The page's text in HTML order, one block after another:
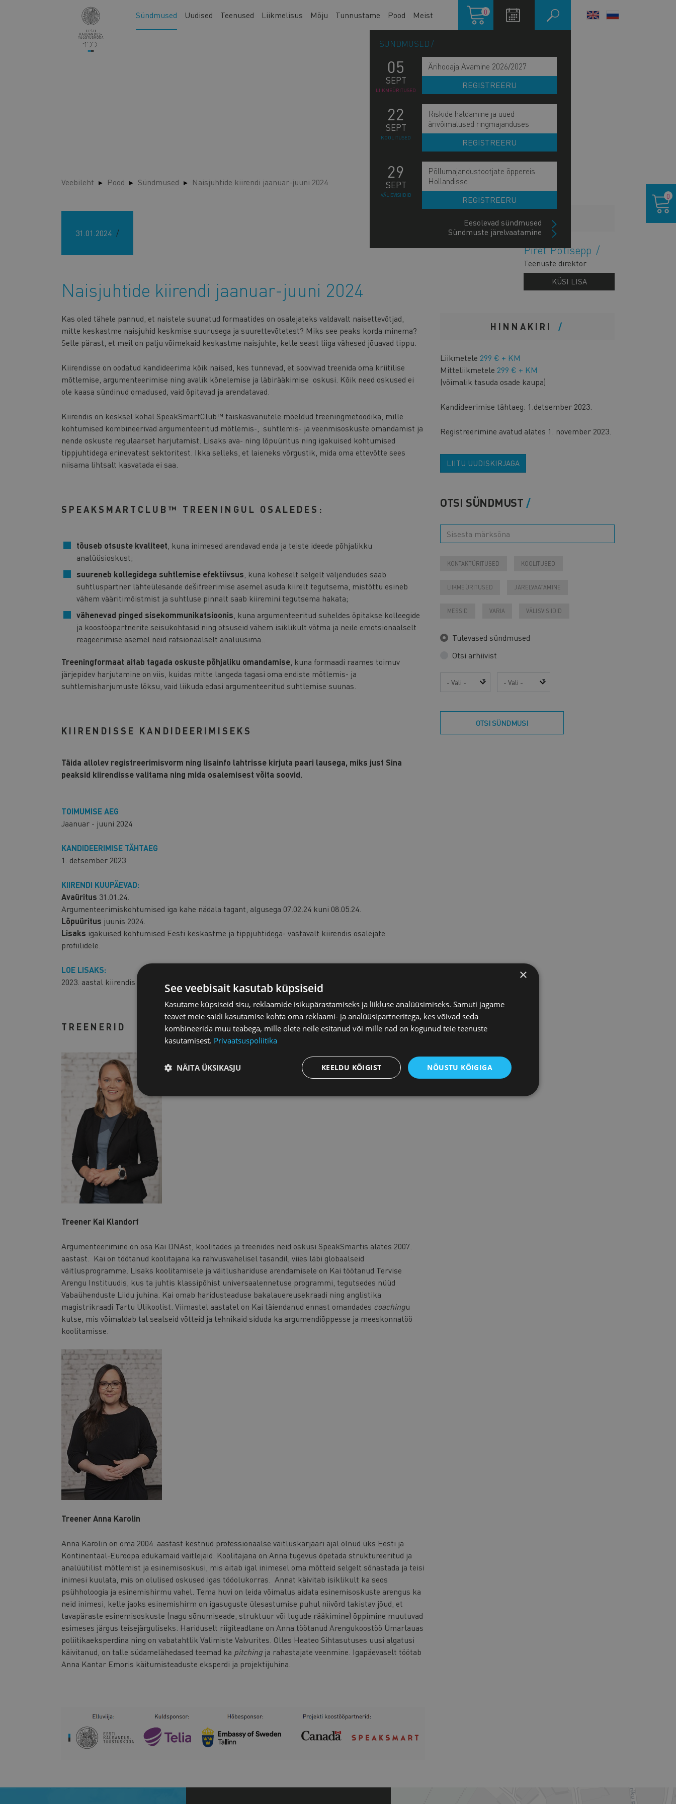
Main
navigation
Sündmused Uudised Teenused Liikmelisus Mõju Tunnustame Pood Meist
Ostukorv
0
SÜNDMUSED
05
SEPT
LIIKMEÜRITUSED
Ärihooaja Avamine 2026/2027
REGISTREERU
22
SEPT
KOOLITUSED
Riskide haldamine ja uued
ärivõimalused ringmajanduses
REGISTREERU
29
SEPT
VÄLISVISIIDID
Põllumajandustootjate õppereis
Hollandisse
REGISTREERU
Eesolevad sündmused
Sündmuste järelvaatamine
LANGUAGE
Veebileht Pood Sündmused Naisjuhtide kiirendi jaanuar-juuni 2024
31.01.2024
Naisjuhtide kiirendi jaanuar-juuni 2024
Kas oled tähele pannud, et naistele suunatud formaatides on osalejateks valdavalt naisettevõtjad,
mitte keskastme naisjuhid keskmise suurusega ja suurettevõtetest? Miks see peaks korda minema?
Selle pärast, et meil on palju võimekaid keskastme naisjuhte, kelle seast liiga vähesed jõuavad tippu.
Kiirendisse on oodatud kandideerima kõik naised, kes tunnevad, et soovivad treenida oma kriitilise
mõtlemise, argumenteerimise ning avalik kõnelemise ja läbirääkimise oskusi. Kõik need oskused ei
ole kaasa sündinud omadused, vaid õpitavad ja arendatavad.
Kiirendis on kesksel kohal SpeakSmartClub™ täiskasvanutele mõeldud treeningmetoodika, mille
kohtumised kombineerivad argumenteeritud mõtlemis-, suhtlemis- ja veenmisoskuste omandamist ja
nende oskuste regulaarset harjutamist. Lisaks ava- ning lõpuüritus ning igakuised kohtumised
tippjuhtidega erinevatest sektoritest. Ikka selleks, et laieneks võrgustik, mida oma ettevõtte sees
niisama lihtsalt kasvatada ei saa.
SPEAKSMARTCLUB™ TREENINGUL OSALEDES:
tõuseb otsuste kvaliteet , kuna inimesed arendavad enda ja teiste ideede põhjalikku
analüüsioskust;
suureneb kollegidega suhtlemise efektiivsus , kuna koheselt selgelt väljendudes saab
suhtluspartner lähteülesande dešifreerimise asemel asuda kiirelt tegutsema, mistõttu esineb
vähem vääritimõistmist ja suhtluse pinnalt saab kiiremini tegutsema hakata;
vähenevad pinged sisekommunikatsioonis , kuna argumenteeritud suheldes õpitakse kolleegide
ja koostööpartnerite seisukohtasid ning otsuseid vähem isiklikult võtma ja neile emotsionaalselt
reageerimise asemel neid ratsionaalselt analüüsima..
Treeningformaat aitab tagada oskuste põhjaliku omandamise , kuna formaadi raames toimuv
järjepidev harjutamine on viis, kuidas mitte langeda tagasi oma endiste mõtlemis- ja
suhtlemisharjumuste lõksu, vaid liikuda edasi argumenteeritud suhtlemise suunas.
KIIRENDISSE KANDIDEERIMISEKS
Täida allolev registreerimisvorm ning lisainfo lahtrisse kirjuta paari lausega, miks just Sina
peaksid kiirendisse valitama ning mida osalemisest võita soovid.
TOIMUMISE AEG
Jaanuar - juuni 2024
KANDIDEERIMISE TÄHTAEG
1. detsember 2023
KIIRENDI KUUPÄEVAD:
Avaüritus 31.01.24.
Argumenteerimiskohtumised iga kahe nädala tagant, algusega 07.02.24 kuni 08.05.24.
Lõpuüritus juunis 2024.
Lisaks igakuised kohtumised Eesti keskastme ja tippjuhtidega- vastavalt kiirendis osalejate
profiilidele.
LOE LISAKS:
2023. aastal kiirendis osalenute tagasisidet
SIIT
TREENERID
Treener Kai Klandorf
Argumenteerimine on osa Kai DNAst, koolitades ja treenides neid oskusi SpeakSmartis alates 2007.
aastast. Kai on töötanud koolitajana ka rahvusvahelisel tasandil, viies läbi globaalseid
väitlusprogramme. Lisaks koolitamisele ja väitlushariduse arendamisele on Kai töötanud Tervise
Arengu Instituudis, kus ta juhtis klassipõhist universaalennetuse programmi, tegutsedes nüüd
Vabaühenduste Liidu juhina. Kai omab haridusteaduse bakalauereusekraadi ning anglistika
magistrikraadi Tartu Ülikoolist. Viimastel aastatel on Kai täiendanud ennast omandades coachingu
kutse, mis võimaldab tal sealseid võtteid ja tehnikaid siduda ka argumendiõppesse ja meeskonnatöö
koolitamisse.
Treener Anna Karolin
Anna Karolin on oma 2004. aastast kestnud professionaalse väitluskarjääri ajal olnud üks Eesti ja
Kontinentaal-Euroopa edukamaid väitlejaid. Koolitajana on Anna tugevus õpetada struktureeritud ja
analüütilist mõtlemist ja esinemisoskusi, mis aitab igal inimesel oma mõtteid selgelt sõnastada ja teisi
inimesi kuulata, mis on olulised oskused igas tööolukorras. Annat käivitab isiklikult ka seos
psühholoogia ja esinemishirmu vahel. Tema huvi on leida võimalus aidata esinemisoskuste arengus ka
neid inimesi, kelle jaoks esinemishirm on igasuguste ülesastumise puhul niivõrd takistav jõud, et
tavapäraste esinemisoskuste (nagu sõnumiseade, struktuur või lugude rääkimine) õppimine muutuvad
esimeses järgus teisejärguliseks. Hariduselt riigiteadlane on Anna töötanud Arengukoostöö Ümarlauas
poliitikaeksperdina ning on vabatahtlik Valimiste Valvurites. Olles Heateo Sihtasutuses uusi algatusi
käivitanud, on talle südamelähedased teemad ka pitching ja rahastajate veenmine. Igapäevaselt töötab
Anna Kantar Emoris käitumisteaduste eksperdi ja projektijuhina.
0
LISAINFO
Piret Potisepp
Teenuste direktor
KÜSI LISA
HINNAKIRI
Liikmetele 299 € + KM
Mitteliikmetele 299 € + KM
(võimalik tasuda osade kaupa)
Kandideerimise tähtaeg: 1.detsember 2023.
Registreerimine avatud alates 1. november 2023.
LIITU UUDISKIRJAGA
OTSI SÜNDMUST
KONTAKTÜRITUSED KOOLITUSED
LIIKMEÜRITUSED JÄRELVAATAMINE
MESSID VARIA VÄLISVISIIDID
Tulevased sündmused
Otsi arhiivist
Aasta Kuu
OTSI SÜNDMUSI
×
See veebisait kasutab küpsiseid
Kasutame küpsiseid sisu, reklaamide isikupärastamiseks ja liikluse analüüsimiseks. Samuti jagame
teavet meie saidi kasutamise kohta oma reklaami- ja analüüsipartneritega, kes võivad seda
kombineerida muu teabega, mille olete neile esitanud või mille nad on kogunud teie teenuste
kasutamisest. Privaatsuspoliitika
NÕUSTU KÕIGIGA
KEELDU KÕIGIST
NÄITA ÜKSIKASJU